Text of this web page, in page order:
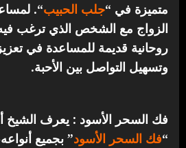
متميزة في “جلب الحبيب“.
الزواج مع الشخص الذي ترغب
روحانية قديمة للمساعدة في
وتسهيل التواصل بين الأحبة.
فك السحر الأسود : يعرف الشيخ
“فك السحر الأسود” بجميع